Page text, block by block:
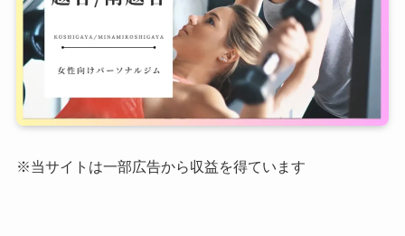
※当サイトは一部広告から収益を得ています